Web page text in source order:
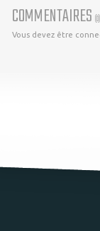
COMMENTAIRES (0)
Vous devez être